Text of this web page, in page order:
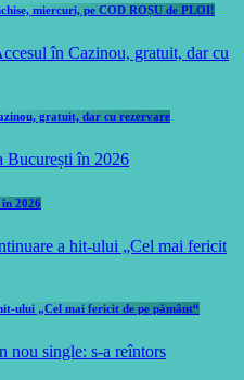
miercuri, pe COD ROȘU de PLOI!
gratuit, dar cu rezervare
2026
ului „Cel mai fericit de pe pământ“